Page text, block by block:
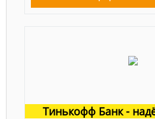
Тинькофф Банк -